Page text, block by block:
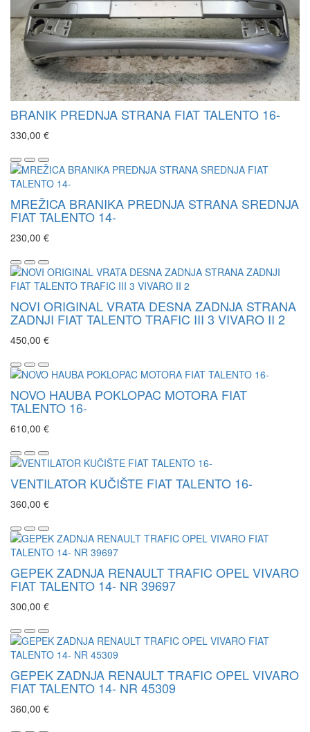
BRANIK PREDNJA STRANA FIAT TALENTO 16-
330,00 €
MREŽICA BRANIKA PREDNJA STRANA SREDNJA
FIAT TALENTO 14-
230,00 €
NOVI ORIGINAL VRATA DESNA ZADNJA STRANA
ZADNJI FIAT TALENTO TRAFIC III 3 VIVARO II 2
450,00 €
NOVO HAUBA POKLOPAC MOTORA FIAT
TALENTO 16-
610,00 €
VENTILATOR KUČIŠTE FIAT TALENTO 16-
360,00 €
GEPEK ZADNJA RENAULT TRAFIC OPEL VIVARO
FIAT TALENTO 14- NR 39697
300,00 €
GEPEK ZADNJA RENAULT TRAFIC OPEL VIVARO
FIAT TALENTO 14- NR 45309
360,00 €